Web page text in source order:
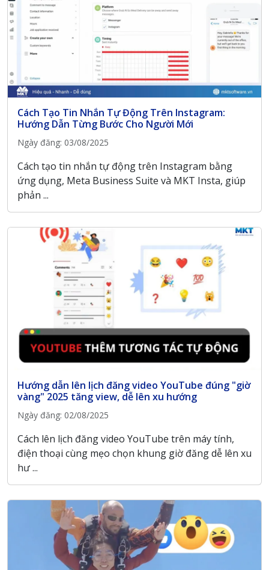
Cách Tạo Tin Nhắn Tự Động Trên Instagram:
Hướng Dẫn Từng Bước Cho Người Mới
Ngày đăng: 03/08/2025
Cách tạo tin nhắn tự động trên Instagram bằng
ứng dụng, Meta Business Suite và MKT Insta, giúp
phản ...
Hướng dẫn lên lịch đăng video YouTube đúng "giờ
vàng" 2025 tăng view, dễ lên xu hướng
Ngày đăng: 02/08/2025
Cách lên lịch đăng video YouTube trên máy tính,
điện thoại cùng mẹo chọn khung giờ đăng dễ lên xu
hư ...